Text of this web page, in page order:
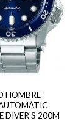
HOMBRE
DIVER’S 200M